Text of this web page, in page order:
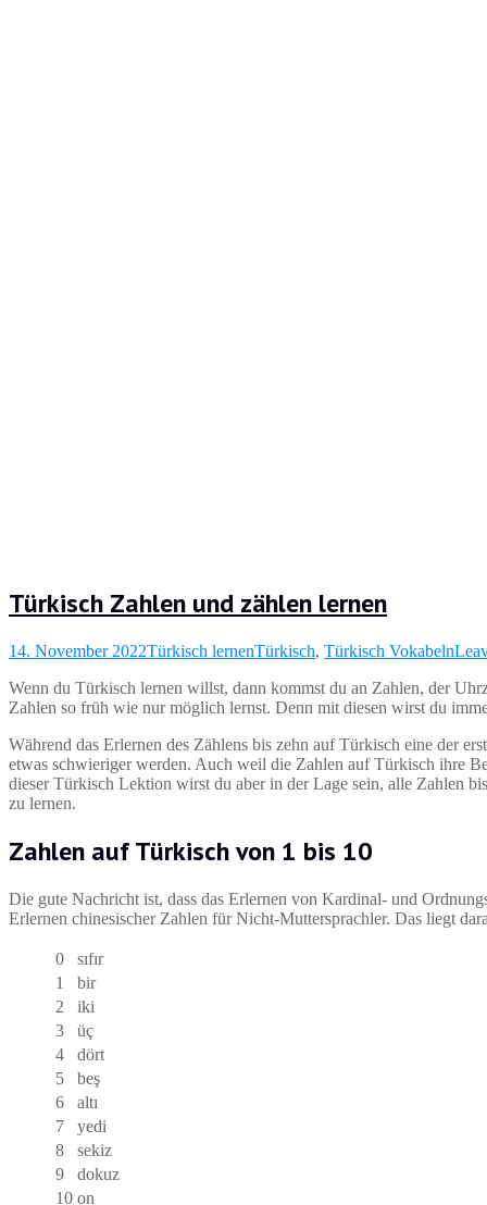
Türkisch Zahlen und zählen lernen
14. November 2022Türkisch lernenTürkisch, Türkisch Vokabeln
Wenn du Türkisch lernen willst, dann kommst du an Zahlen, der
Zahlen so früh wie nur möglich lernst. Denn mit diesen wirst du
Während das Erlernen des Zählens bis zehn auf Türkisch eine der
etwas schwieriger werden. Auch weil die Zahlen auf Türkisch ihre
dieser Türkisch Lektion wirst du aber in der Lage sein, alle Zahlen
zu lernen.
Zahlen auf Türkisch von 1 bis 10
Die gute Nachricht ist, dass das Erlernen von Kardinal- und
Erlernen chinesischer Zahlen für Nicht-Muttersprachler. Das liegt
0
sıfır
1
bir
2
iki
3
üç
4
dört
5
beş
6
altı
7
yedi
8
sekiz
9
dokuz
10 on